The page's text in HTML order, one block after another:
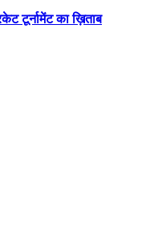
टूर्नामेंट का ख़िताब